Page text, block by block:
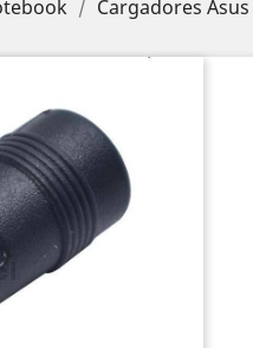
Cargadores Asus